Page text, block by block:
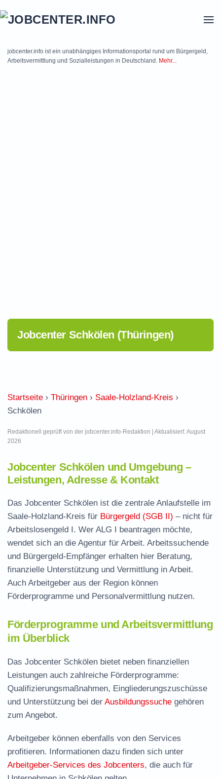
jobcenter.info ist ein unabhängiges Informationsportal rund um Bürgergeld,
Arbeitsvermittlung und Sozialleistungen in Deutschland. Mehr...
Jobcenter Schkölen (Thüringen)
Startseite › Thüringen › Saale-Holzland-Kreis ›
Schkölen
Redaktionell geprüft von der jobcenter.info-Redaktion | Aktualisiert: August
2026
Jobcenter Schkölen und Umgebung –
Leistungen, Adresse & Kontakt
Das Jobcenter Schkölen ist die zentrale Anlaufstelle im
Saale-Holzland-Kreis für Bürgergeld (SGB II) – nicht für
Arbeitslosengeld I. Wer ALG I beantragen möchte,
wendet sich an die Agentur für Arbeit. Arbeitssuchende
und Bürgergeld-Empfänger erhalten hier Beratung,
finanzielle Unterstützung und Vermittlung in Arbeit.
Auch Arbeitgeber aus der Region können
Förderprogramme und Personalvermittlung nutzen.
Förderprogramme und Arbeitsvermittlung
im Überblick
Das Jobcenter Schkölen bietet neben finanziellen
Leistungen auch zahlreiche Förderprogramme:
Qualifizierungsmaßnahmen, Eingliederungszuschüsse
und Unterstützung bei der Ausbildungssuche gehören
zum Angebot.
Arbeitgeber können ebenfalls von den Services
profitieren. Informationen dazu finden sich unter
Arbeitgeber-Services des Jobcenters, die auch für